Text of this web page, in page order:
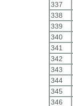
337
338
339
340
341
342
343
344
345
346